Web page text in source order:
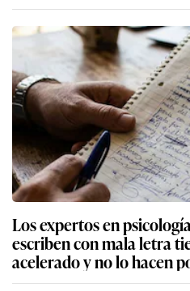
Los expertos en
escriben con mala letra
acelerado y no lo hacen